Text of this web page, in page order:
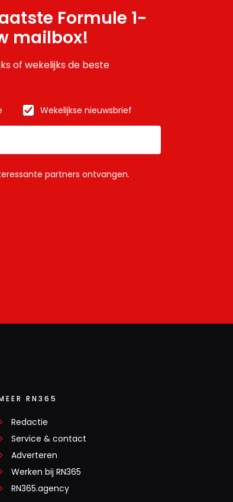
Formule 1-
mailbox!
of wekelijks de beste
Wekelijkse nieuwsbrief
partners ontvangen.
RN365
Redactie
Service & contact
Adverteren
Werken bij RN365
RN365.agency